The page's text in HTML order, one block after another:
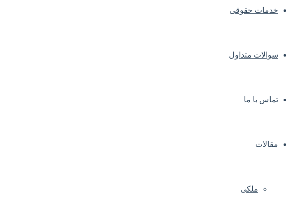
خدمات حقوقی
سوالات متداول
تماس با ما
مقالات
ملکی